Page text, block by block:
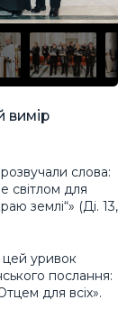
вимір
слова:
світлом для
землі“» (Ді. 13,
уривок
послання:
для всіх».